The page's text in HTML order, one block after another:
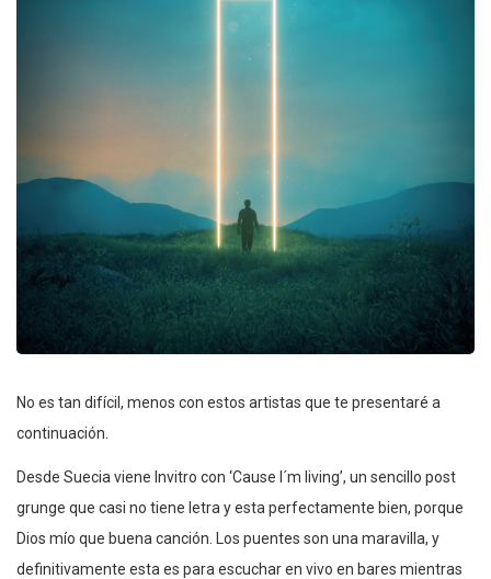
No es tan difícil, menos con estos artistas que te presentaré a
continuación.
Desde Suecia viene Invitro con ‘Cause I´m living’, un sencillo post
grunge que casi no tiene letra y esta perfectamente bien, porque
Dios mío que buena canción. Los puentes son una maravilla, y
definitivamente esta es para escuchar en vivo en bares mientras